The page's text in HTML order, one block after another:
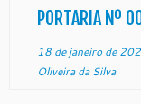
[…]
PORTARIA Nº
18 de janeiro de
Oliveira da Silva